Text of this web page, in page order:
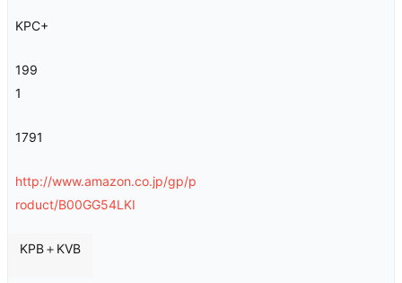
KPC+
199
1
1791
http://www.amazon.co.jp/gp/p
roduct/B00GG54LKI
KPB＋KVB